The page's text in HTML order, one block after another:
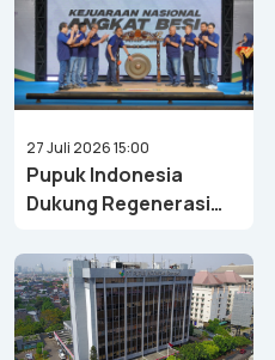
27 Juli 2026 15:00
Pupuk Indonesia
Dukung Regenerasi
Melalui Kejurnas
Angkat Besi Youth &
Junior 2026